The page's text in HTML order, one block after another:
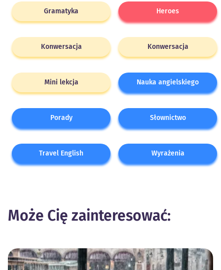
Gramatyka Heroes
Konwersacja Konwersacja
Mini lekcja Nauka angielskiego
Porady Słownictwo
Travel English Wyrażenia
Może Cię zainteresować: